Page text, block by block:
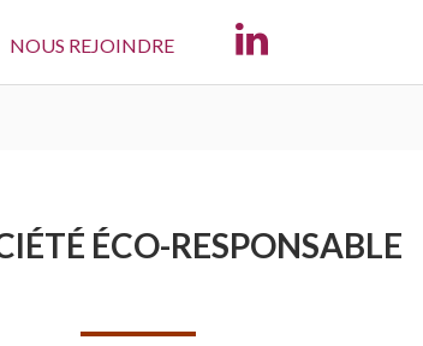
NOUS REJOINDRE
ÉCO-RESPONSABLE